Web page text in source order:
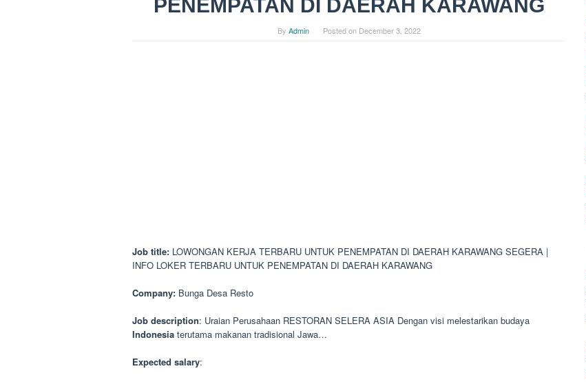
PENEMPATAN DI DAERAH KARAWANG
By Admin Posted on December 3, 2022
Job title: LOWONGAN KERJA TERBARU UNTUK PENEMPATAN DI DAERAH KARAWANG SEGERA |
INFO LOKER TERBARU UNTUK PENEMPATAN DI DAERAH KARAWANG
Company: Bunga Desa Resto
Job description: Uraian Perusahaan RESTORAN SELERA ASIA Dengan visi melestarikan budaya
Indonesia terutama makanan tradisional Jawa…
Expected salary: